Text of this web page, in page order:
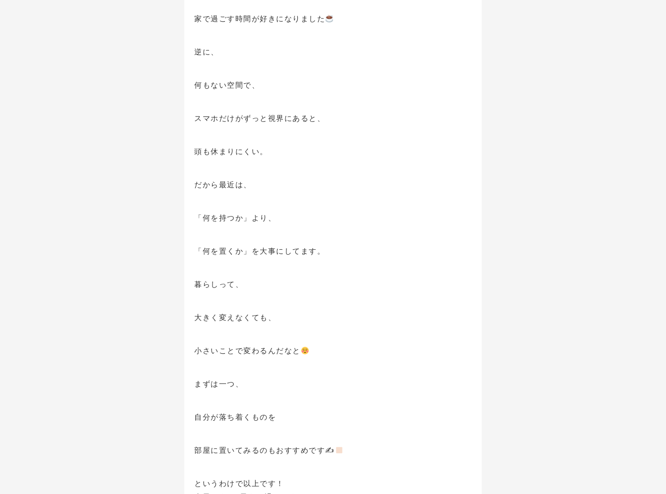
家で過ごす時間が好きになりました
逆に、
何もない空間で、
スマホだけがずっと視界にあると、
頭も休まりにくい。
だから最近は、
「何を持つか」より、
「何を置くか」を大事にしてます。
暮らしって、
大きく変えなくても、
小さいことで変わるんだなと
まずは一つ、
自分が落ち着くものを
部屋に置いてみるのもおすすめです✍
というわけで以上です！